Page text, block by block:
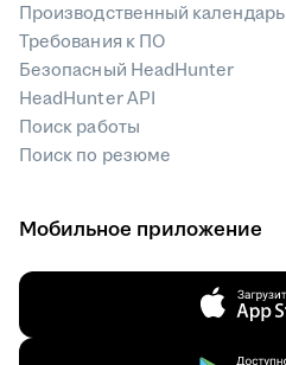
Производственный календарь
Требования к ПО
Безопасный HeadHunter
HeadHunter API
Поиск работы
Поиск по резюме
Мобильное приложение